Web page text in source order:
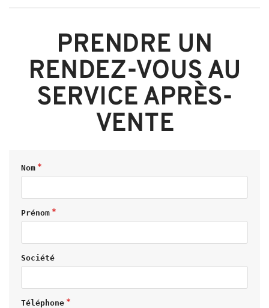
PRENDRE UN
RENDEZ-VOUS AU
SERVICE APRÈS-
VENTE
Nom
Prénom
Société
Téléphone